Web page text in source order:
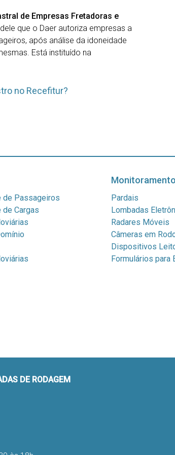
de Empresas Fretadoras e
que o Daer autoriza empresas a
após análise da idoneidade
Está instituído na
no Recefitur?
de Passageiros
de Cargas
Monitoramento
Pardais
Lombadas
Radares Móveis
Câmeras em
Dispositivos
Formulários para
DE RODAGEM